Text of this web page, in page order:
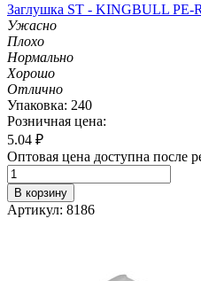
Заглушка ST - KINGBULL PE-
Ужасно
Плохо
Нормально
Хорошо
Отлично
Упаковка: 240
Розничная цена:
5.04 ₽
Оптовая цена доступна после
В корзину
Артикул: 8186